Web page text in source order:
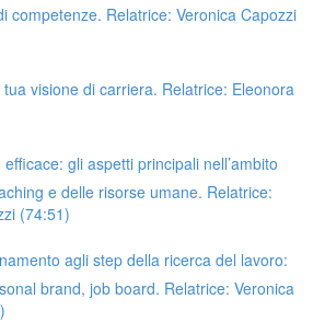
competenze. Relatrice: Veronica Capozzi
tua visione di carriera. Relatrice: Eleonora
gli aspetti principali nell’ambito
e delle risorse umane. Relatrice:
(74:51)
agli step della ricerca del lavoro:
brand, job board. Relatrice: Veronica